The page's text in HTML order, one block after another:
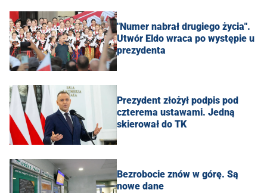
"Numer nabrał drugiego życia".
Utwór Eldo wraca po występie u
prezydenta
Prezydent złożył podpis pod
czterema ustawami. Jedną
skierował do TK
Bezrobocie znów w górę. Są
nowe dane